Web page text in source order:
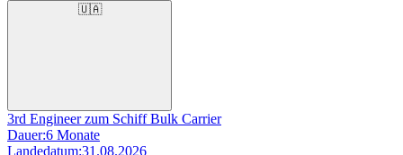
🇺🇦
3rd Engineer zum Schiff Bulk Carrier
Dauer:6 Monate
Landedatum:31.08.2026